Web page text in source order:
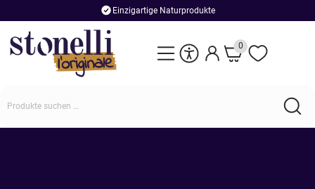
Einzigartige Naturprodukte
0